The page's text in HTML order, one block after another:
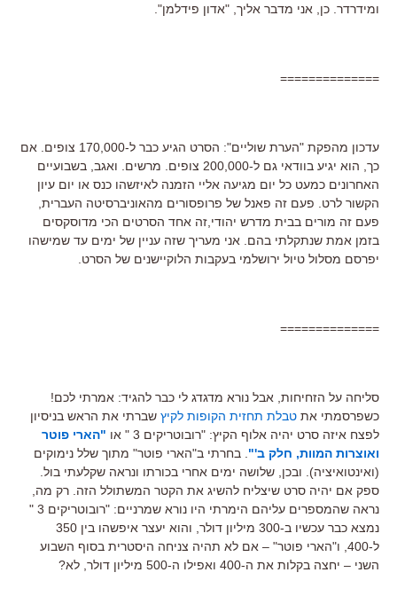
ומידרדר. כן, אני מדבר אליך, "אדון פידלמן".
==============
עדכון מהפקת "הערת שוליים": הסרט הגיע כבר ל-170,000 צופים. אם
כך, הוא יגיע בוודאי גם ל-200,000 צופים. מרשים. ואגב, בשבועיים
האחרונים כמעט כל יום מגיעה אליי הזמנה לאיזשהו כנס או יום עיון
הקשור לרט. פעם זה פאנל של פרופסורים מהאוניברסיטה העברית,
פעם זה מורים בבית מדרש יהודי,זה אחד הסרטים הכי מדוסקסים
בזמן אמת שנתקלתי בהם. אני מעריך שזה עניין של ימים עד שמישהו
יפרסם מסלול טיול ירושלמי בעקבות הלוקיישנים של הסרט.
==============
סליחה על הזחיחות, אבל נורא מדגדג לי כבר להגיד: אמרתי לכם!
כשפרסמתי את טבלת תחזית הקופות לקיץ שברתי את הראש בניסיון
לפצח איזה סרט יהיה אלוף הקיץ: "רובוטריקים 3 " או
"הארי פוטר
ואוצרות המוות, חלק ב'" . בחרתי ב"הארי פוטר" מתוך שלל נימוקים
(ואינטואיציה). ובכן, שלושה ימים אחרי בכורתו ונראה שקלעתי בול.
ספק אם יהיה סרט שיצליח להשיג את הקטר המשתולל הזה. רק מה,
נראה שהמספרים עליהם הימרתי היו נורא שמרניים: "רובוטריקים 3 "
נמצא כבר עכשיו ב-300 מיליון דולר, והוא יעצר איפשהו בין 350
ל-400, ו"הארי פוטר" – אם לא תהיה צניחה היסטרית בסוף השבוע
השני – יחצה בקלות את ה-400 ואפילו ה-500 מיליון דולר, לא?